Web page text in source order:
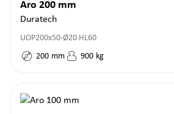
Aro 200 mm
Duratech
UOP200x50-Ø20 HL60
200 mm 900 kg